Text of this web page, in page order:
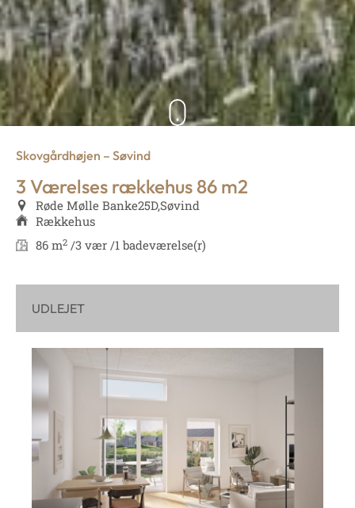
Skovgårdhøjen – Søvind
3 Værelses rækkehus 86 m2
Røde Mølle Banke25D,Søvind
Rækkehus
86 m2 /3 vær /1 badeværelse(r)
UDLEJET